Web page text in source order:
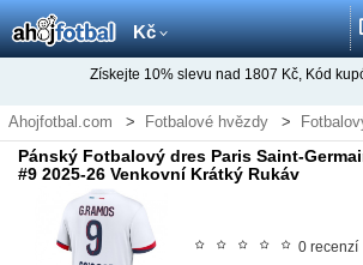
Kč
Získejte 10% slevu nad 1807 Kč, Kód
Ahojfotbal.com Fotbalové hvězdy
Pánský Fotbalový dres Paris Saint-
#9 2025-26 Venkovní Krátký Rukáv
0 recenzí